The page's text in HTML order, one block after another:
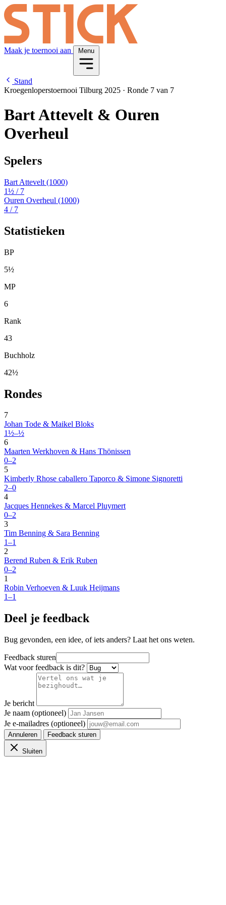
Maak je toernooi aan Menu
Stand
Kroegenloperstoernooi Tilburg 2025 · Ronde 7 van 7
Bart Attevelt & Ouren
Overheul
Spelers
Bart Attevelt (1000)
1½ / 7
Ouren Overheul (1000)
4 / 7
Statistieken
BP
5½
MP
6
Rank
43
Buchholz
42½
Rondes
7
Johan Tode & Maikel Bloks
1½–½
6
Maarten Werkhoven & Hans Thönissen
0–2
5
Kimberly Rhose caballero Taporco & Simone Signoretti
2–0
4
Jacques Hennekes & Marcel Pluymert
0–2
3
Tim Benning & Sara Benning
1–1
2
Berend Ruben & Erik Ruben
0–2
1
Robin Verhoeven & Luuk Heijmans
1–1
Deel je feedback
Bug gevonden, een idee, of iets anders? Laat het ons weten.
Feedback sturen
Wat voor feedback is dit?
Je bericht
Je naam (optioneel)
Je e-mailadres (optioneel)
Annuleren Feedback sturen
Sluiten